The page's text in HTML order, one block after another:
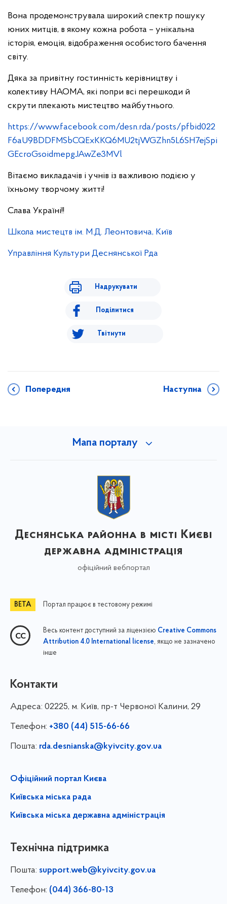
Вона продемонструвала широкий спектр пошуку
юних митців, в якому кожна робота – унікальна
історія, емоція, відображення особистого бачення
світу.
Дяка за привітну гостинність керівництву і
колективу НАОМА, які попри всі перешкоди й
скрути плекають мистецтво майбутнього.
https://www.facebook.com/desn.rda/posts/pfbid022
F6aU9BDDFMSbCQExKKQ6MU2tjWGZhn5L6SH7ejSpi
GEcroGsoidmepgJAwZe3MVl
Вітаємо викладачів і учнів із важливою подією у
їхньому творчому житті!
Слава Україні!!
Школа мистецтв ім. М.Д. Леонтовича, Київ
Управління Культури Деснянської Рда
Надрукувати
Поділитися
Твітнути
Попередня Наступна
Мапа порталу
Деснянська районна в місті Києві
державна адміністрація
офіційний вебпортал
Портал працює в тестовому режимі
Весь контент доступний за ліцензією Creative Commons
Attribution 4.0 International license, якщо не зазначено
інше
Контакти
Адреса: 02225, м. Київ, пр-т Червоної Калини, 29
Телефон: +380 (44) 515-66-66
Пошта: rda.desnianska@kyivcity.gov.ua
Офіційний портал Києва
Київська міська рада
Київська міська державна адміністрація
Технічна підтримка
Пошта: support.web@kyivcity.gov.ua
Телефон: (044) 366-80-13